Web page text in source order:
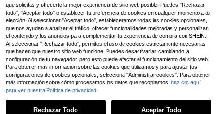
res y Mujeres Y2K
que solicitas y ofrecerte la mejor experiencia de sitio web posible. Puedes "Rechazar
todo", "Aceptar todo" o establecer tu preferencia de cookies en cualquier momento a tu
elección. Al seleccionar "Aceptar todo", estableceremos todas las cookies opcionales,
que nos ayudan a analizar el tráfico, ofrecer funcionalidades mejoradas y personalizar
el contenido y los anuncios para complementar tu experiencia de compra con SHEIN.
Al seleccionar "Rechazar todo", permites el uso de cookies estrictamente necesarias
que hacen que nuestro sitio web funcione. Puedes desactivarlas cambiando la
configuración de tu navegador, pero esto puede afectar el funcionamiento del sitio web.
Para obtener más información sobre las cookies que utilizamos y para ajustar tus
configuraciones de cookies opcionales, selecciona "Administrar cookies". Para obtener
más información sobre cómo procesamos los datos que recopilamos, haz clic aquí
para ver nuestra Política de privacidad.
Rechazar Todo Aceptar Todo